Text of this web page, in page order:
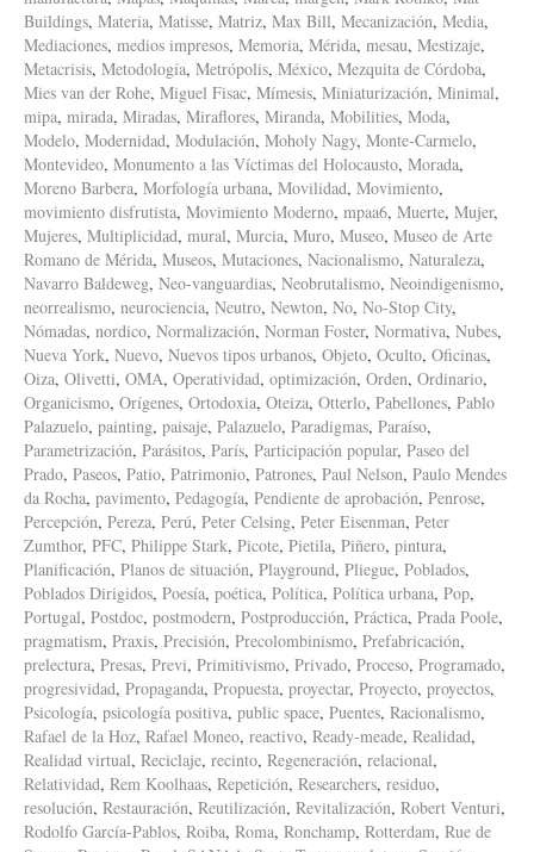
Buildings, Materia, Matisse, Matriz, Max Bill, Mecanización, Media,
Mediaciones, medios impresos, Memoria, Mérida, mesau, Mestizaje,
Metacrisis, Metodología, Metrópolis, México, Mezquita de Córdoba,
Mies van der Rohe, Miguel Fisac, Mímesis, Miniaturización, Minimal,
mipa, mirada, Miradas, Miraflores, Miranda, Mobilities, Moda,
Modelo, Modernidad, Modulación, Moholy Nagy, Monte-Carmelo,
Montevideo, Monumento a las Víctimas del Holocausto, Morada,
Moreno Barbera, Morfología urbana, Movilidad, Movimiento,
movimiento disfrutista, Movimiento Moderno, mpaa6, Muerte, Mujer,
Mujeres, Multiplicidad, mural, Murcia, Muro, Museo, Museo de Arte
Romano de Mérida, Museos, Mutaciones, Nacionalismo, Naturaleza,
Navarro Baldeweg, Neo-vanguardias, Neobrutalismo, Neoindigenismo,
neorrealismo, neurociencia, Neutro, Newton, No, No-Stop City,
Nómadas, nordico, Normalización, Norman Foster, Normativa, Nubes,
Nueva York, Nuevo, Nuevos tipos urbanos, Objeto, Oculto, Oficinas,
Oiza, Olivetti, OMA, Operatividad, optimización, Orden, Ordinario,
Organicismo, Orígenes, Ortodoxia, Oteiza, Otterlo, Pabellones, Pablo
Palazuelo, painting, paisaje, Palazuelo, Paradigmas, Paraíso,
Parametrización, Parásitos, París, Participación popular, Paseo del
Prado, Paseos, Patio, Patrimonio, Patrones, Paul Nelson, Paulo Mendes
da Rocha, pavimento, Pedagogía, Pendiente de aprobación, Penrose,
Percepción, Pereza, Perú, Peter Celsing, Peter Eisenman, Peter
Zumthor, PFC, Philippe Stark, Picote, Pietila, Piñero, pintura,
Planificación, Planos de situación, Playground, Pliegue, Poblados,
Poblados Dirigidos, Poesía, poética, Política, Política urbana, Pop,
Portugal, Postdoc, postmodern, Postproducción, Práctica, Prada Poole,
pragmatism, Praxis, Precisión, Precolombinismo, Prefabricación,
prelectura, Presas, Previ, Primitivismo, Privado, Proceso, Programado,
progresividad, Propaganda, Propuesta, proyectar, Proyecto, proyectos,
Psicología, psicología positiva, public space, Puentes, Racionalismo,
Rafael de la Hoz, Rafael Moneo, reactivo, Ready-meade, Realidad,
Realidad virtual, Reciclaje, recinto, Regeneración, relacional,
Relatividad, Rem Koolhaas, Repetición, Researchers, residuo,
resolución, Restauración, Reutilización, Revitalización, Robert Venturi,
Rodolfo García-Pablos, Roiba, Roma, Ronchamp, Rotterdam, Rue de